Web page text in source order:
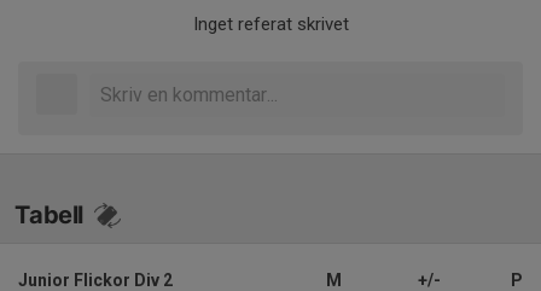
Inget referat skrivet
Tabell
Junior Flickor Div 2 M +/- P